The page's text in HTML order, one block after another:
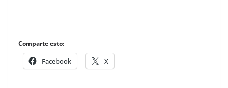
Comparte esto:
Facebook X